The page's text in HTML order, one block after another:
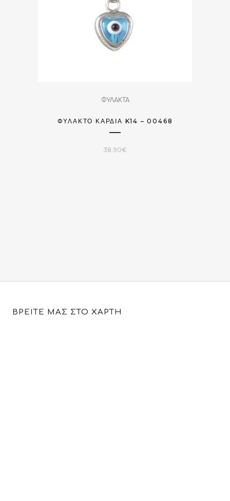
ΦΥΛΑΚΤΑ
ΦΥΛΑΚΤΌ ΚΑΡΔΙΆ K14 – 00468
38.90€
ΒΡΕΙΤΕ ΜΑΣ ΣΤΟ ΧΑΡΤΗ